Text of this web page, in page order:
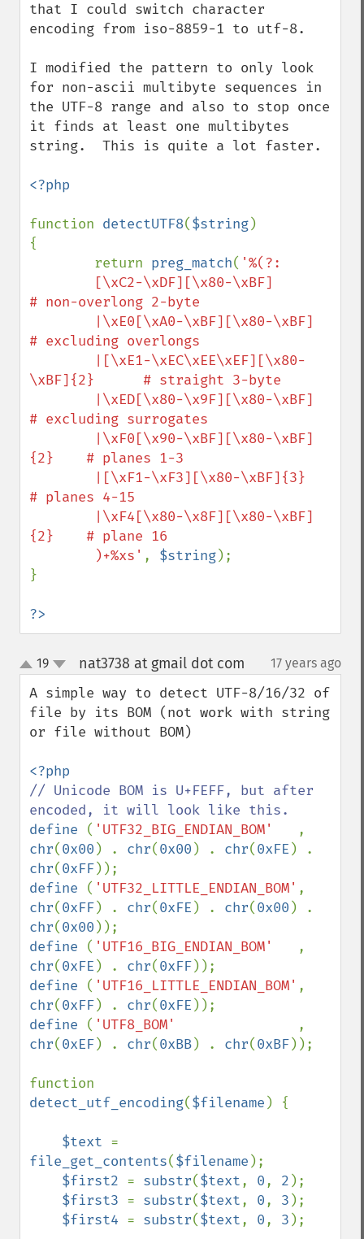
that I could switch character
encoding from iso-8859-1 to utf-8.
I modified the pattern to only look
for non-ascii multibyte sequences in
the UTF-8 range and also to stop once
it finds at least one multibytes
string.  This is quite a lot faster.
<?php
function detectUTF8($string)
{
        return
preg_match( '%(?:
# non-overlong 2-byte
# excluding overlongs
\xBF]{2}      # straight 3-byte
# excluding surrogates
{2}    # planes 1-3
# planes 4-15
{2}    # plane 16
        )+%xs'
, $string);
}
?>
up
down
19 nat3738 at gmail dot com 17 years ago
A simple way to detect UTF-8/16/32 of
file by its BOM (not work with string
or file without BOM)
// Unicode BOM is U+FEFF, but after
define ( 'UTF32_BIG_ENDIAN_BOM'
chr(0x00 ) . chr(0x00 ) . chr(0xFE
chr(0xFF
define ( 'UTF32_LITTLE_ENDIAN_BOM'
chr(0xFF) . chr(0xFE ) . chr(0x00
chr(0x00
define ( 'UTF16_BIG_ENDIAN_BOM'
chr(0xFE ) . chr(0xFF
define ( 'UTF16_LITTLE_ENDIAN_BOM'
chr(0xFF) . chr(0xFE
define ( 'UTF8_BOM'
chr(0xEF) . chr(0xBB) . chr(0xBF));
detect_utf_encoding($filename ) {
$text
file_get_contents($filename );
$first2 = substr($text, 0, 2 );
$first3 = substr($text, 0, 3 );
$first4 = substr($text, 0, 3 );